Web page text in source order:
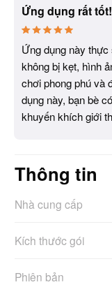
Ứng dụng rất tốt!
Ứng dụng này
không bị kẹt, hình
chơi phong phú và
dụng này, bạn bè
khuyến khích giới
Thông tin
Nhà cung cấp
Kích thước gói
Phiên bản